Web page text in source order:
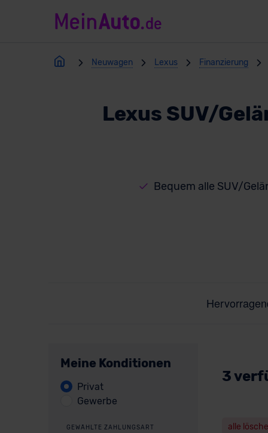
Neuwagen Lexus Finanzierung
Lexus SUV/
Bequem alle SUV/
Meine Konditionen
Privat
Gewerbe
GEWÄHLTE ZAHLUNGSART
3
alle